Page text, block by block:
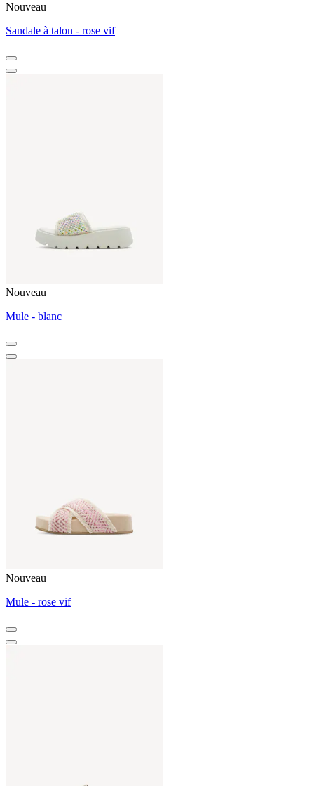
Nouveau
Sandale à talon - rose vif
Nouveau
Mule - blanc
Nouveau
Mule - rose vif